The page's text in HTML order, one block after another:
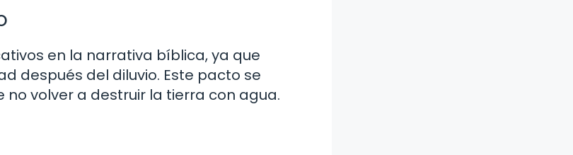
en la narrativa bíblica, ya que
después del diluvio. Este pacto se
no volver a destruir la tierra con agua.